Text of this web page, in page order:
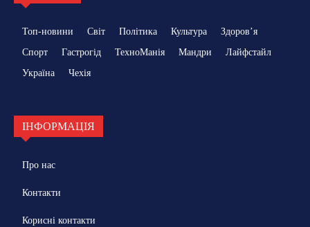
Топ-новини Світ Політика Культура
Здоровʼя
Спорт
Гастрогід ТехноМанія Мандри
Лайфстайл
Україна
Чехія
ІНФОРМАЦІЯ
Про нас
Контакти
Корисні контакти